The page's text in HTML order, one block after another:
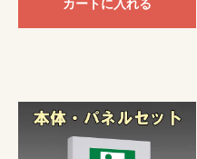
カートに入れる